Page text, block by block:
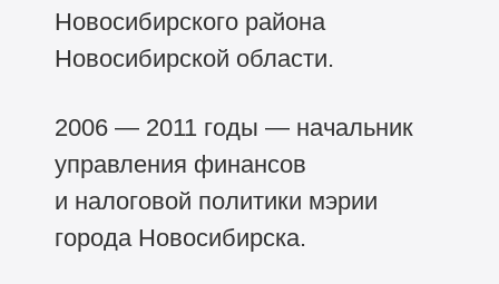
Новосибирского района
Новосибирской области.
2006 — 2011 годы — начальник
управления финансов
и налоговой политики мэрии
города Новосибирска.